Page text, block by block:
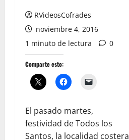
RVideosCofrades
noviembre 4, 2016
1 minuto de lectura
0
Comparte esto:
El pasado martes,
festividad de Todos los
Santos, la localidad costera